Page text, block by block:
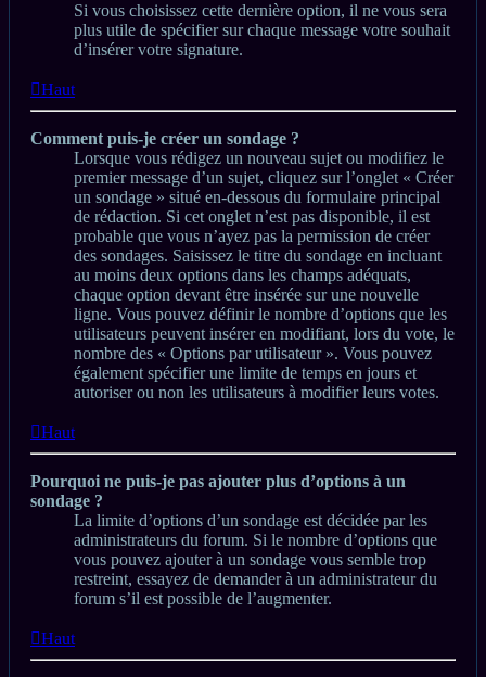
Si vous choisissez cette dernière option, il ne vous sera
plus utile de spécifier sur chaque message votre souhait
d’insérer votre signature.
Haut
Comment puis-je créer un sondage ?
Lorsque vous rédigez un nouveau sujet ou modifiez le
premier message d’un sujet, cliquez sur l’onglet « Créer
un sondage » situé en-dessous du formulaire principal
de rédaction. Si cet onglet n’est pas disponible, il est
probable que vous n’ayez pas la permission de créer
des sondages. Saisissez le titre du sondage en incluant
au moins deux options dans les champs adéquats,
chaque option devant être insérée sur une nouvelle
ligne. Vous pouvez définir le nombre d’options que les
utilisateurs peuvent insérer en modifiant, lors du vote, le
nombre des « Options par utilisateur ». Vous pouvez
également spécifier une limite de temps en jours et
autoriser ou non les utilisateurs à modifier leurs votes.
Haut
Pourquoi ne puis-je pas ajouter plus d’options à un
sondage ?
La limite d’options d’un sondage est décidée par les
administrateurs du forum. Si le nombre d’options que
vous pouvez ajouter à un sondage vous semble trop
restreint, essayez de demander à un administrateur du
forum s’il est possible de l’augmenter.
Haut